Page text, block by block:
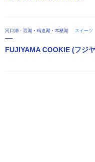
河口湖・西湖・精進湖・本栖湖 スイーツ
FUJIYAMA COOKIE (フジ